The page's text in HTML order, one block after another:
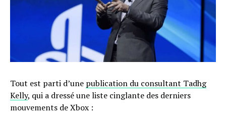
Tout est parti d’une publication du consultant Tadhg
Kelly, qui a dressé une liste cinglante des derniers
mouvements de Xbox :